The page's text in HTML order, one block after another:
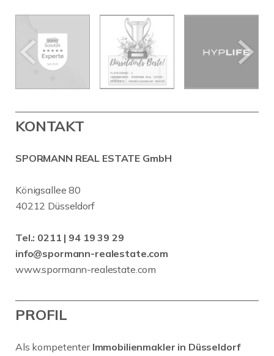
KONTAKT
SPORMANN REAL ESTATE GmbH
Königsallee 80
40212 Düsseldorf
Tel.: 0211 | 94 19 39 29
info@spormann-realestate.com
www.spormann-realestate.com
PROFIL
Als kompetenter Immobilienmakler in Düsseldorf